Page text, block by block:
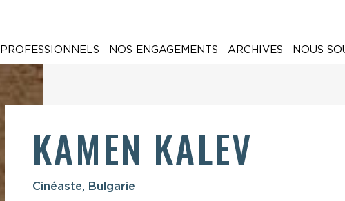
PROFESSIONNELS NOS ENGAGEMENTS ARCHIVES NOUS
KAMEN KALEV
Cinéaste, Bulgarie